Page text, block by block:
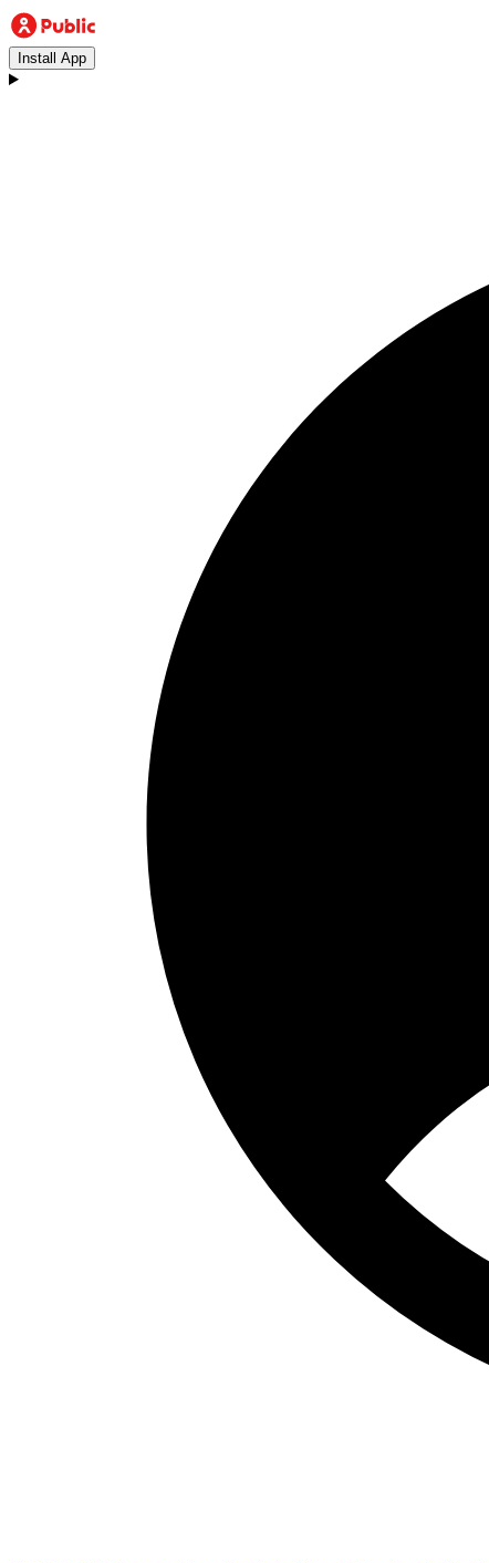
Install App